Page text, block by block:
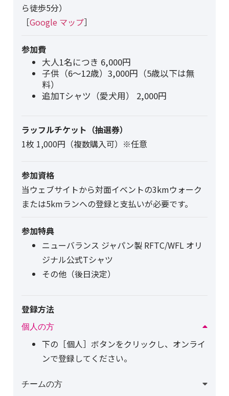
ら徒歩5分）
［Google マップ］
参加費
大人1名につき 6,000円
子供（6〜12歳）3,000円（5歳以下は無
料）
追加Tシャツ（愛犬用） 2,000円
ラッフルチケット（抽選券）
1枚 1,000円（複数購入可）※任意
参加資格
当ウェブサイトから対面イベントの3kmウォーク
または5kmランへの登録と支払いが必要です。
参加特典
ニューバランス ジャパン製 RFTC/WFL オリ
ジナル公式Tシャツ
その他（後日決定）
登録方法
個人の方
下の［個人］ボタンをクリックし、オンライ
ンで登録してください。
チームの方